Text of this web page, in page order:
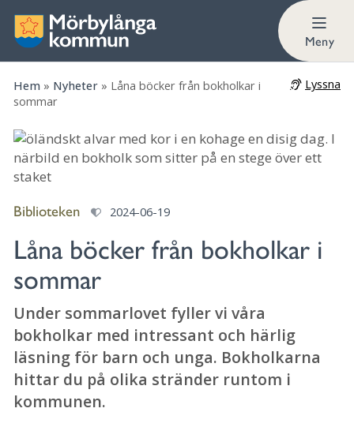
Meny
Hem » Nyheter » Låna böcker från bokholkar i
sommar
Lyssna
Biblioteken 2024-06-19
Låna böcker från bokholkar i
sommar
Under sommarlovet fyller vi våra
bokholkar med intressant och härlig
läsning för barn och unga. Bokholkarna
hittar du på olika stränder runtom i
kommunen.